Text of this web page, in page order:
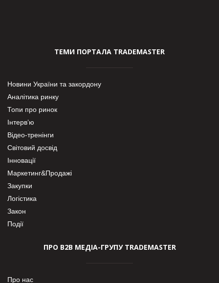
ТЕМИ ПОРТАЛА TRADEMASTER
Новини України та закордону
Аналітика ринку
Топи про ринок
Інтерв’ю
Відео-тренінги
Світовий досвід
Інновації
Маркетинг&Продажі
Закупки
Логістика
Закон
Події
ПРО В2В МЕДІА-ГРУПУ TRADEMASTER
Про нас